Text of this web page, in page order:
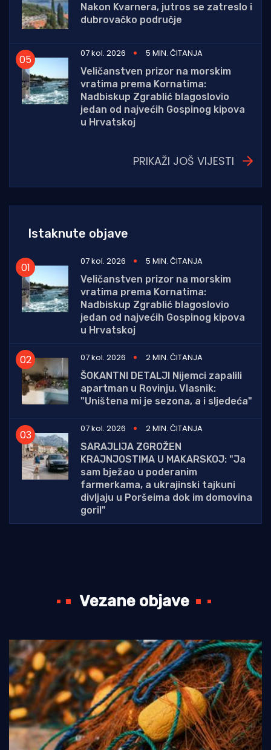
Nakon Kvarnera, jutros se zatreslo i
dubrovačko područje
07 kol. 2026
5 MIN. ČITANJA
Veličanstven prizor na morskim
vratima prema Kornatima:
Nadbiskup Zgrablić blagoslovio
jedan od najvećih Gospinog kipova
u Hrvatskoj
PRIKAŽI JOŠ VIJESTI
Istaknute objave
07 kol. 2026
5 MIN. ČITANJA
Veličanstven prizor na morskim
vratima prema Kornatima:
Nadbiskup Zgrablić blagoslovio
jedan od najvećih Gospinog kipova
u Hrvatskoj
07 kol. 2026
2 MIN. ČITANJA
ŠOKANTNI DETALJI Nijemci zapalili
apartman u Rovinju. Vlasnik:
"Uništena mi je sezona, a i sljedeća"
07 kol. 2026
2 MIN. ČITANJA
SARAJLIJA ZGROŽEN
KRAJNJOSTIMA U MAKARSKOJ: "Ja
sam bježao u poderanim
farmerkama, a ukrajinski tajkuni
divljaju u Poršeima dok im domovina
gori!"
Vezane objave